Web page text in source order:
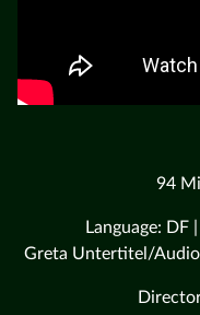
94
Language: DF
Greta Untertitel/